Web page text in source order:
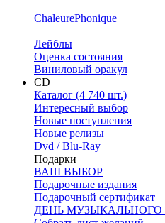
ChaleurePhonique
Лейблы
Оценка состояния
Виниловый оракул
CD
Каталог (4 740 шт.)
Интересный выбор
Новые поступления
Новые релизы
Dvd / Blu-Ray
Подарки
ВАШ ВЫБОР
Подарочные издания
Подарочный сертификат
ДЕНЬ МУЗЫКАЛЬНОГО